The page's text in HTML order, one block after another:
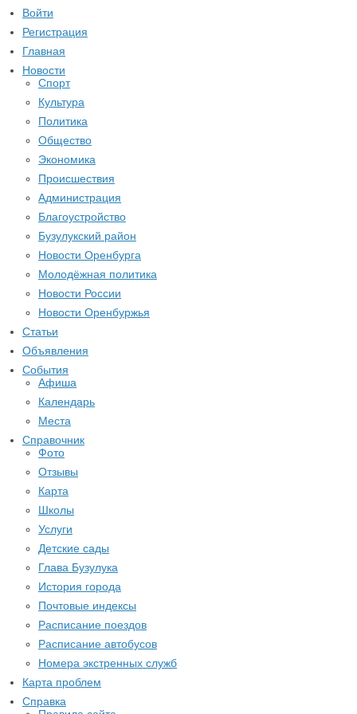
Войти
Регистрация
Главная
Новости
Спорт
Культура
Политика
Общество
Экономика
Происшествия
Администрация
Благоустройство
Бузулукский район
Новости Оренбурга
Молодёжная политика
Новости России
Новости Оренбуржья
Статьи
Объявления
События
Афиша
Календарь
Места
Справочник
Фото
Отзывы
Карта
Школы
Услуги
Детские сады
Глава Бузулука
История города
Почтовые индексы
Расписание поездов
Расписание автобусов
Номера экстренных служб
Карта проблем
Справка